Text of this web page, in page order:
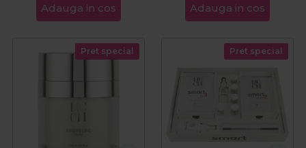
Adauga in cos Adauga in cos
Pret special Pret special